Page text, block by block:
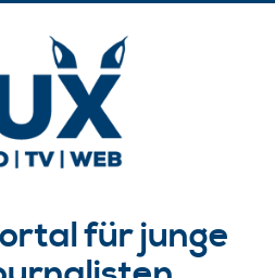
für junge